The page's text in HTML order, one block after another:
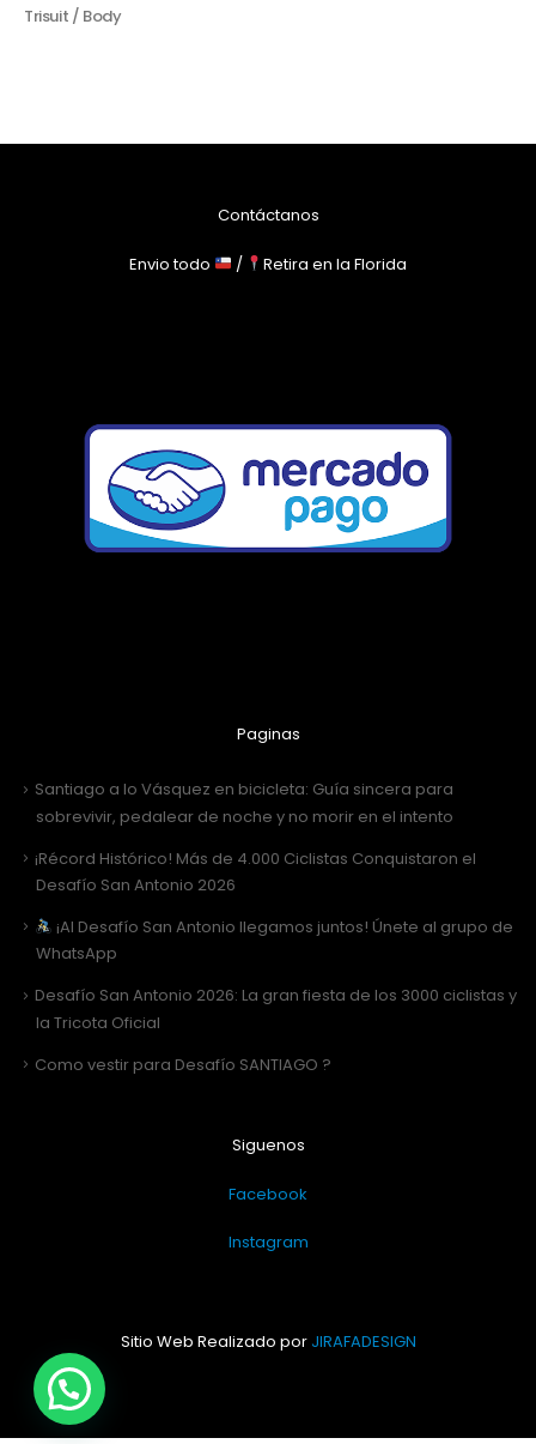
Trisuit / Body
Contáctanos
Envio todo / Retira en la Florida
Paginas
Santiago a lo Vásquez en bicicleta: Guía sincera para
sobrevivir, pedalear de noche y no morir en el intento
¡Récord Histórico! Más de 4.000 Ciclistas Conquistaron el
Desafío San Antonio 2026
¡Al Desafío San Antonio llegamos juntos! Únete al grupo de
WhatsApp
Desafío San Antonio 2026: La gran fiesta de los 3000 ciclistas y
la Tricota Oficial
Como vestir para Desafío SANTIAGO ?
Siguenos
Facebook
Instagram
Sitio Web Realizado por JIRAFADESIGN